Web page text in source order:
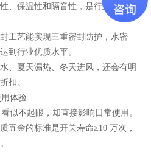
、保温性和隔音性，是行业内衡量
工艺能实现三重密封防护，水密
到行业优质水平。
、夏天漏热、冬天进风，还会有明
扣。
体验
似不起眼，却直接影响日常使用。
五金的标准是开关寿命≥10 万次，